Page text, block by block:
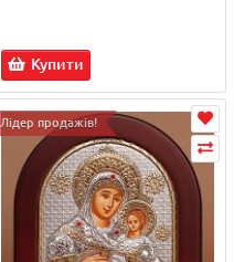
Купити
Лідер продажів!